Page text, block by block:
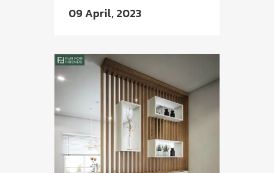
09 April, 2023